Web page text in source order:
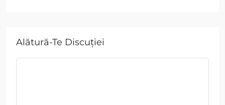
Alătură-Te Discuției